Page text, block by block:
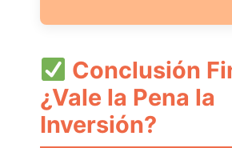
Conclusión
¿Vale la Pena la
Inversión?